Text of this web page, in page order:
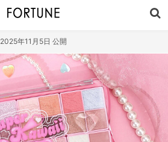
2025年11月5日 公開